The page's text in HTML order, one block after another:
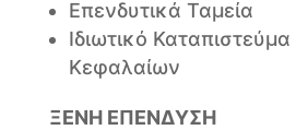
Επενδυτικά Ταμεία
Ιδιωτικό
Κεφαλαίων
ΞΕΝΗ ΕΠΕΝΔΥΣΗ